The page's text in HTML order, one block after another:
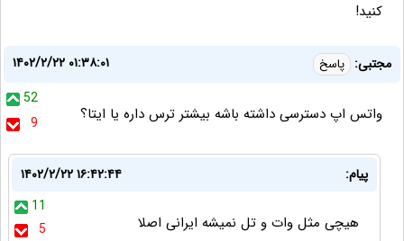
کنید!
مجتبی: پاسخ
۱۴۰۲/۲/۲۲ ۰۱:۳۸:۰۱
52
9
واتس اپ دسترسی داشته باشه بیشتر ترس داره یا ایتا؟
پیام:
۱۴۰۲/۲/۲۲ ۱۶:۴۲:۴۴
11
5
هیچی مثل وات و تل نمیشه ایرانی اصلا